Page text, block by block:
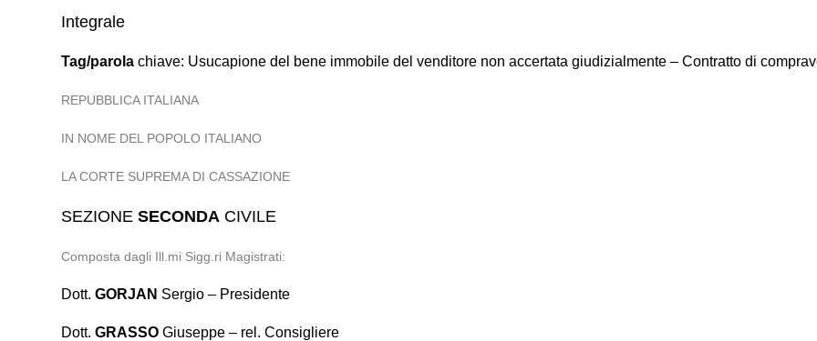
Integrale
Tag/parola chiave: Usucapione del bene immobile del venditore non accertata giudizialmente – Contratto di
REPUBBLICA ITALIANA
IN NOME DEL POPOLO ITALIANO
LA CORTE SUPREMA DI CASSAZIONE
SEZIONESECONDA CIVILE
Composta dagli Ill.mi Sigg.ri Magistrati:
Dott.GORJAN Sergio – Presidente
Dott.GRASSO Giuseppe – rel. Consigliere